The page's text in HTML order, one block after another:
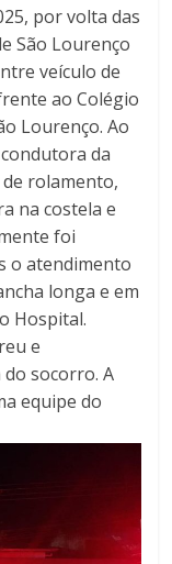
por volta das
São Lourenço
veículo de
ao Colégio
Lourenço. Ao
da
rolamento,
na costela e
foi
o atendimento
longa e em
Hospital.
e
socorro. A
equipe do